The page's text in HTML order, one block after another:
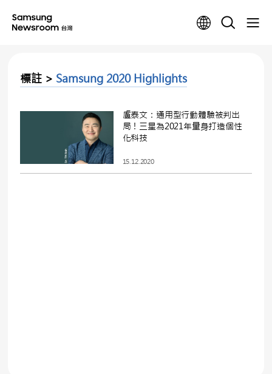
標註 > Samsung 2020 Highlights
盧泰文：通用型行動體驗被判出
局！三星為2021年量身打造個性
化科技
15.12.2020